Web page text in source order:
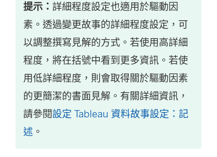
提示： 詳細程度設定也適用於驅動因
素。透過變更故事的詳細程度設定，可
以調整撰寫見解的方式。若使用高詳細
程度，將在括號中看到更多資訊。若使
用低詳細程度，則會取得關於驅動因素
的更簡潔的書面見解。有關詳細資訊，
請參閱設定 Tableau 資料故事設定：記
述 。